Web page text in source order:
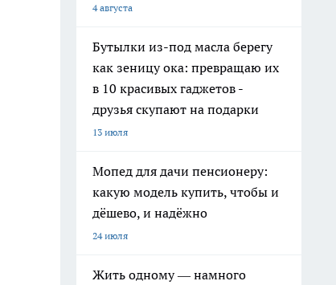
4 августа
Бутылки из-под масла берегу
как зеницу ока: превращаю их
в 10 красивых гаджетов -
друзья скупают на подарки
13 июля
Мопед для дачи пенсионеру:
какую модель купить, чтобы и
дёшево, и надёжно
24 июля
Жить одному — намного